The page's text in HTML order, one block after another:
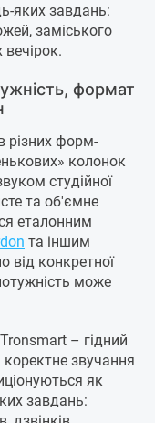
яких завдань:
заміського
формат
різних форм-
колонок
студійної
та об'ємне
еталонним
та іншим
від конкретної
може
– гідний
звучання
як
завдань: